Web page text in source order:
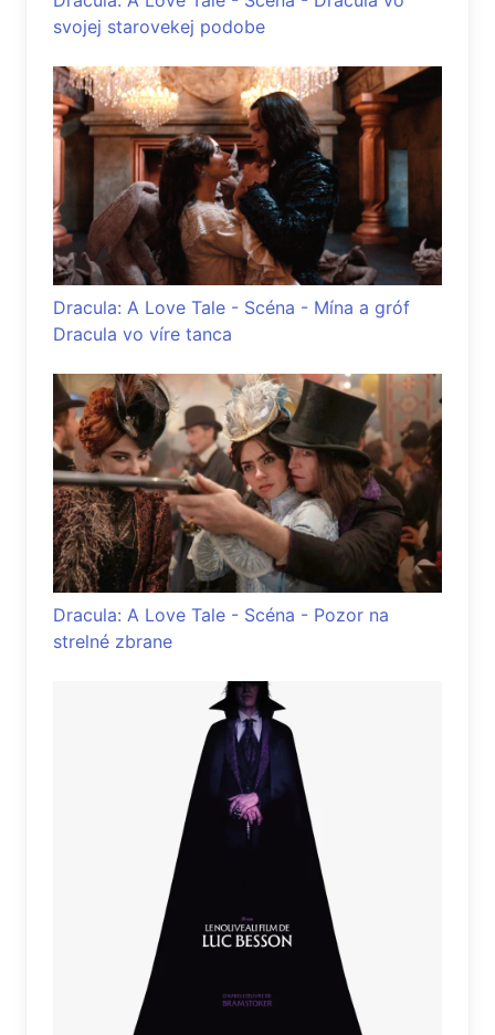
svojej starovekej podobe
Dracula: A Love Tale - Scéna - Mína a gróf
Dracula vo víre tanca
Dracula: A Love Tale - Scéna - Pozor na
strelné zbrane